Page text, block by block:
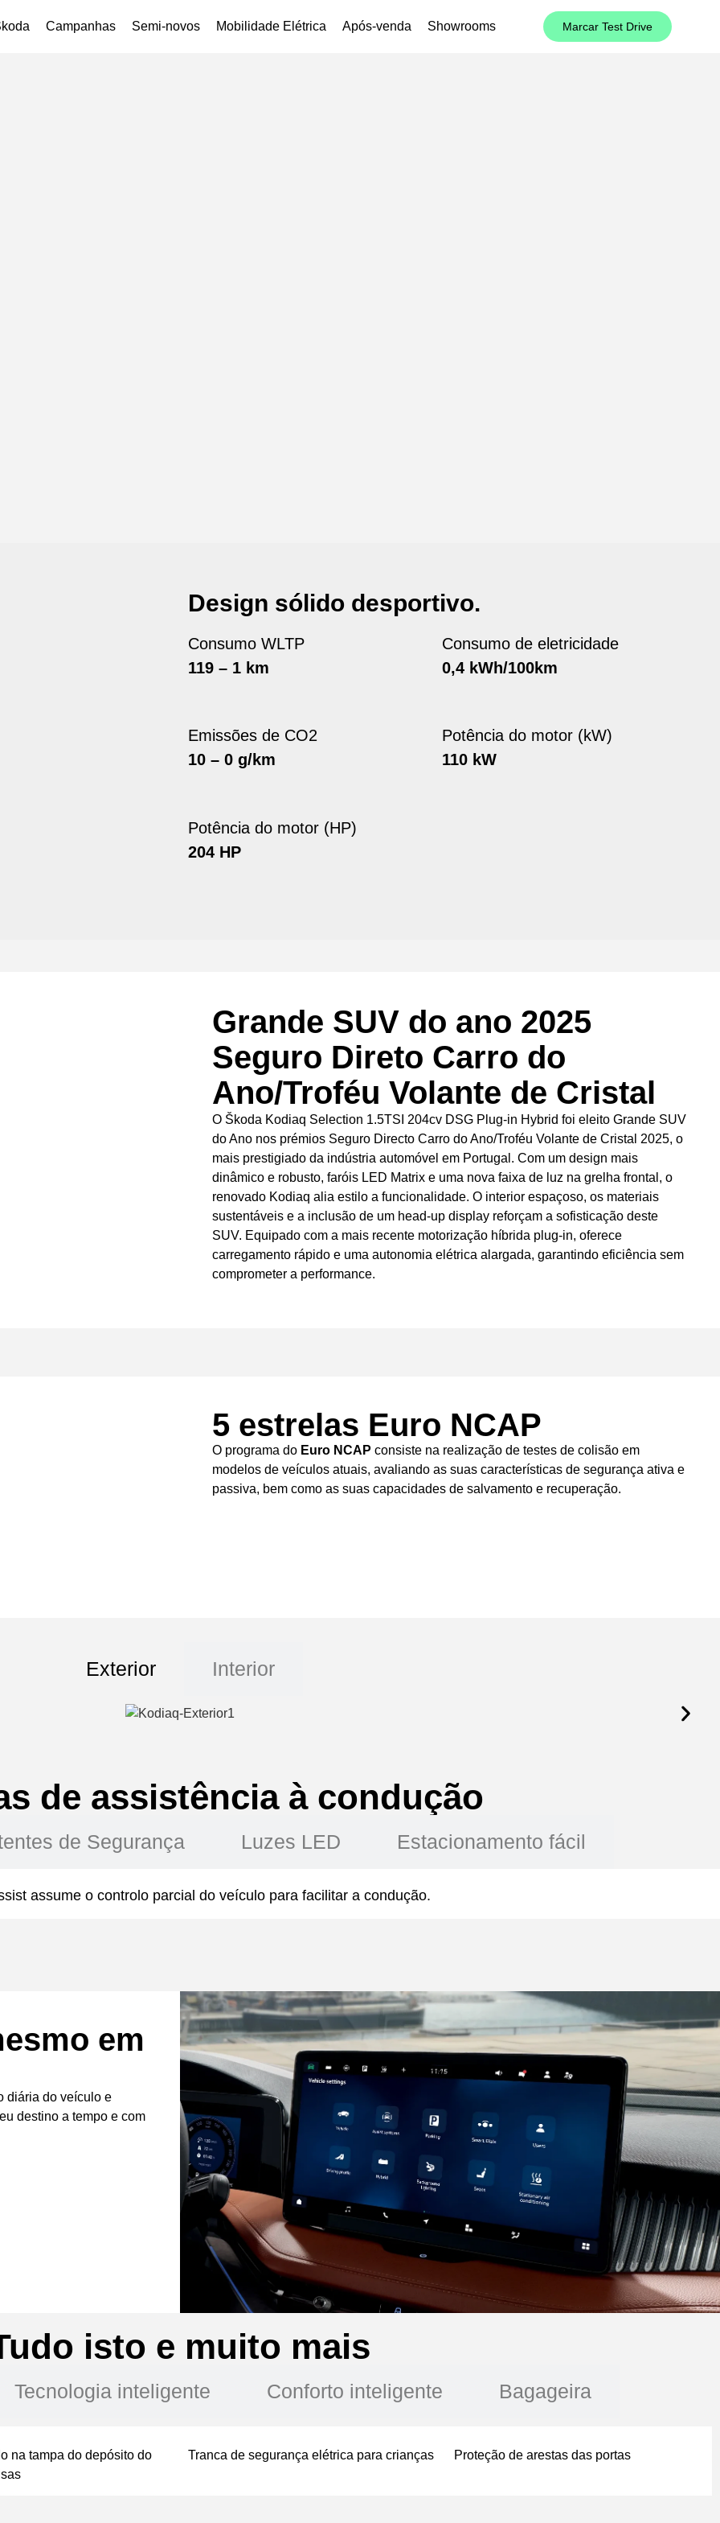
Campanhas Semi-novos Mobilidade Elétrica Após-venda Showrooms Marcar Test Drive
Design sólido desportivo.
Consumo WLTP
119 – 1 km
Consumo de eletricidade
0,4 kWh/100km
Emissões de CO2
10 – 0 g/km
Potência do motor (kW)
110 kW
Potência do motor (HP)
204 HP
Grande SUV do ano 2025
Seguro Direto Carro do
Ano/Troféu Volante de Cristal
O Škoda Kodiaq Selection 1.5TSI 204cv DSG Plug-in Hybrid foi eleito Grande SUV
do Ano nos prémios Seguro Directo Carro do Ano/Troféu Volante de Cristal 2025, o
mais prestigiado da indústria automóvel em Portugal. Com um design mais
dinâmico e robusto, faróis LED Matrix e uma nova faixa de luz na grelha frontal, o
renovado Kodiaq alia estilo a funcionalidade. O interior espaçoso, os materiais
sustentáveis e a inclusão de um head-up display reforçam a sofisticação deste
SUV. Equipado com a mais recente motorização híbrida plug-in, oferece
carregamento rápido e uma autonomia elétrica alargada, garantindo eficiência sem
comprometer a performance.
5 estrelas Euro NCAP
O programa do Euro NCAP consiste na realização de testes de colisão em
modelos de veículos atuais, avaliando as suas características de segurança ativa e
passiva, bem como as suas capacidades de salvamento e recuperação.
Exterior Interior
de assistência à condução
de Segurança Luzes LED Estacionamento fácil
assume o controlo parcial do veículo para facilitar a condução.
em
diária do veículo e
destino a tempo e com
isto e muito mais
Tecnologia inteligente Conforto inteligente Bagageira
na tampa do depósito do
Tranca de segurança elétrica para crianças Proteção de arestas das portas